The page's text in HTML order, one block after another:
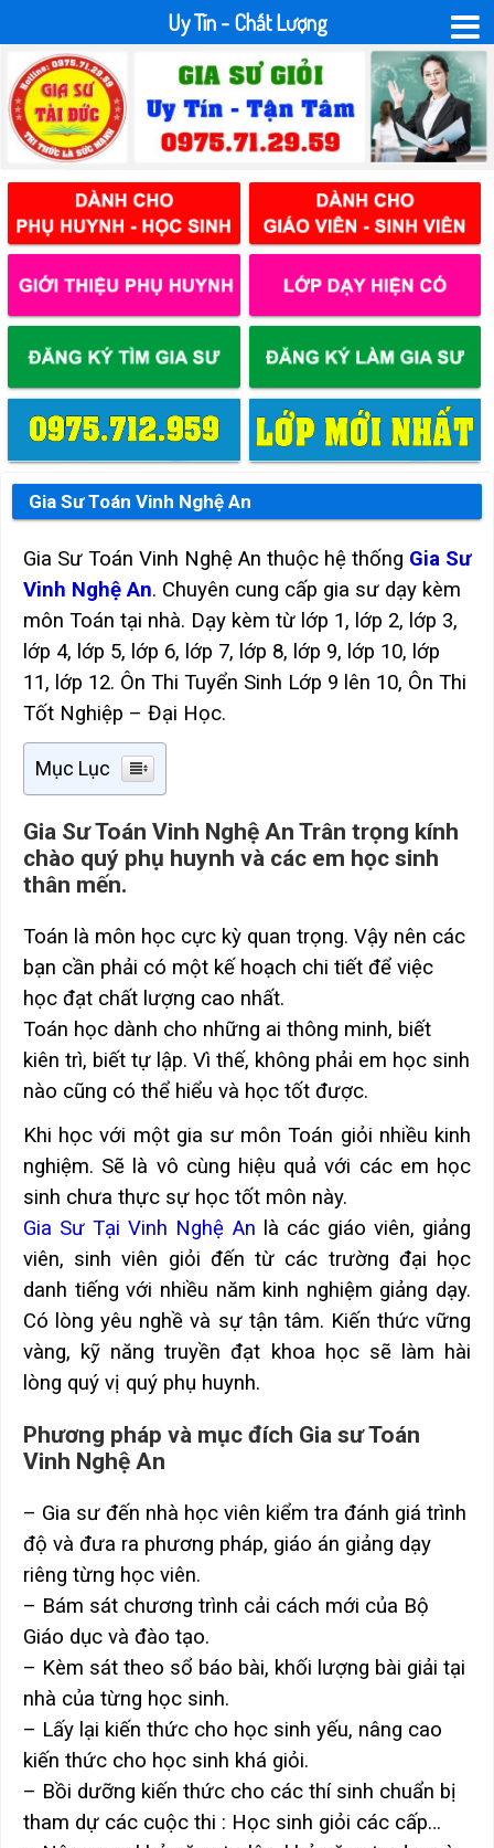
Gia Sư Toán Vinh Nghệ An
Gia Sư Toán Vinh Nghệ An thuộc hệ thống Gia Sư
Vinh Nghệ An. Chuyên cung cấp gia sư dạy kèm
môn Toán tại nhà. Dạy kèm từ lớp 1, lớp 2, lớp 3,
lớp 4, lớp 5, lớp 6, lớp 7, lớp 8, lớp 9, lớp 10, lớp
11, lớp 12. Ôn Thi Tuyển Sinh Lớp 9 lên 10, Ôn Thi
Tốt Nghiệp – Đại Học.
Mục Lục
Gia Sư Toán Vinh Nghệ An Trân trọng kính
chào quý phụ huynh và các em học sinh
thân mến.
Toán là môn học cực kỳ quan trọng. Vậy nên các
bạn cần phải có một kế hoạch chi tiết để việc
học đạt chất lượng cao nhất.
Toán học dành cho những ai thông minh, biết
kiên trì, biết tự lập. Vì thế, không phải em học sinh
nào cũng có thể hiểu và học tốt được.
Khi học với một gia sư môn Toán giỏi nhiều kinh
nghiệm. Sẽ là vô cùng hiệu quả với các em học
sinh chưa thực sự học tốt môn này.
Gia Sư Tại Vinh Nghệ An là các giáo viên, giảng
viên, sinh viên giỏi đến từ các trường đại học
danh tiếng với nhiều năm kinh nghiệm giảng dạy.
Có lòng yêu nghề và sự tận tâm. Kiến thức vững
vàng, kỹ năng truyền đạt khoa học sẽ làm hài
lòng quý vị quý phụ huynh.
Phương pháp và mục đích Gia sư Toán
Vinh Nghệ An
– Gia sư đến nhà học viên kiểm tra đánh giá trình
độ và đưa ra phương pháp, giáo án giảng dạy
riêng từng học viên.
– Bám sát chương trình cải cách mới của Bộ
Giáo dục và đào tạo.
– Kèm sát theo sổ báo bài, khối lượng bài giải tại
nhà của từng học sinh.
– Lấy lại kiến thức cho học sinh yếu, nâng cao
kiến thức cho học sinh khá giỏi.
– Bồi dưỡng kiến thức cho các thí sinh chuẩn bị
tham dự các cuộc thi : Học sinh giỏi các cấp…
Uy Tín - Chất Lượng